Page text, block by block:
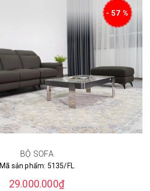
- 57 %
BỘ SOFA
Mã sản phẩm: 5135/FL
29.000.000₫